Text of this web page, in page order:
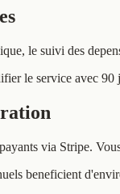
le suivi des
le service avec 90
via Stripe.
beneficient